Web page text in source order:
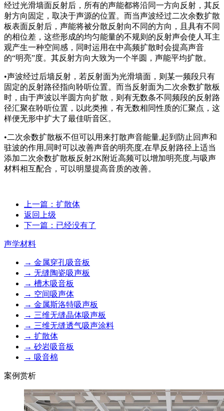
经过光滑墙面反射后，所有的声能都将沿同一方向反射，其反
射方向固定，取决于声源的位置。而当声波经过二次余数扩散
板表面反射后，声能将被分散反射向不同的方向，且具有不同
的相位差，这些形成的均匀能量的不规则的反射声会使人耳主
观产生一种空间感，同时运用在中高频扩散时会提高声音
的“明亮”度。其反射方向大致为一个半圆，声能平均扩散。
•声波经过后墙反射，若反射面为光滑墙面，则某一频段只有
固定的反射路径指向聆听位置。而当反射面为二次余数扩散板
时，由于声波以半圆方向扩散，则有无数条不同频段的反射路
径汇聚在聆听位置，以此类推，有无数相同性质的汇聚点，这
样便无形中扩大了最佳听音区。
•二次余数扩散板不但可以用来打散声音能量,起到防止回声和
驻波的作用,同时可以改善声音的明亮度,在早反射路径上适当
添加二次余数扩散板反射2K附近高频可以增加明亮度,与吸声
材料相互配合，可以明显提高音质的改善。
上一篇：扩散体
返回上级
下一篇：已经没有了
声学材料
→ 金属穿孔吸音板
→ 无缝陶瓷吸声板
→ 槽木吸音板
→ 空间吸声体
→ 金属斯洛特吸声板
→ 三维无缝晶体吸声板
→ 三维无缝透气吸声涂料
→ 扩散体
→ 砂岩吸音板
→ 吸音棉
案例赏析